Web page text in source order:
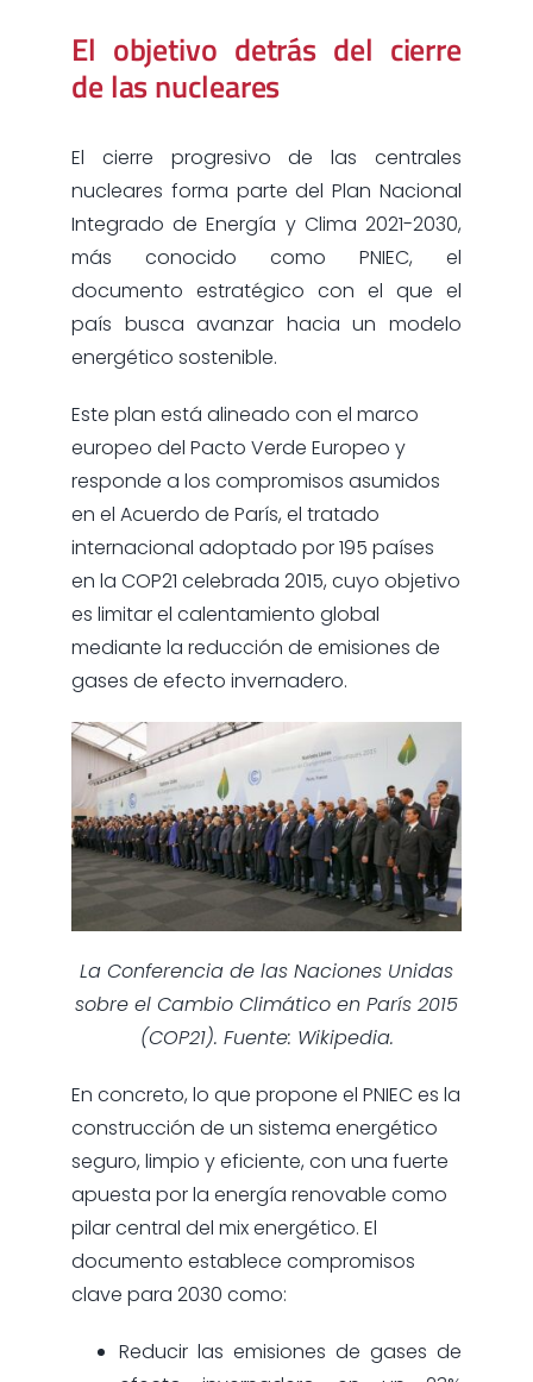
El objetivo detrás del cierre
de las nucleares
El cierre progresivo de las centrales
nucleares forma parte del Plan Nacional
Integrado de Energía y Clima 2021-2030,
más conocido como PNIEC, el
documento estratégico con el que el
país busca avanzar hacia un modelo
energético sostenible.
Este plan está alineado con el marco
europeo del Pacto Verde Europeo y
responde a los compromisos asumidos
en el Acuerdo de París, el tratado
internacional adoptado por 195 países
en la COP21 celebrada 2015, cuyo objetivo
es limitar el calentamiento global
mediante la reducción de emisiones de
gases de efecto invernadero.
La Conferencia de las Naciones Unidas
sobre el Cambio Climático en París 2015
(COP21). Fuente: Wikipedia.
En concreto, lo que propone el PNIEC es la
construcción de un sistema energético
seguro, limpio y eficiente, con una fuerte
apuesta por la energía renovable como
pilar central del mix energético. El
documento establece compromisos
clave para 2030 como:
Reducir las emisiones de gases de